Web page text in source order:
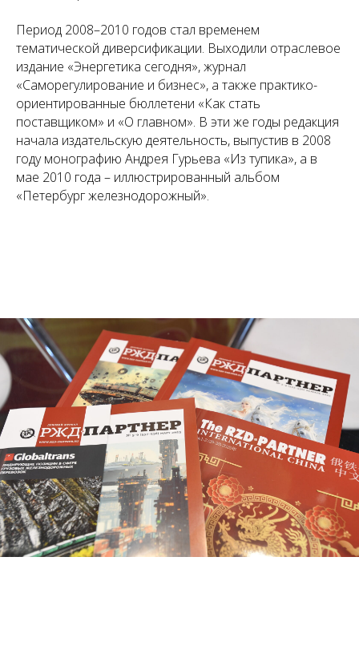
Период 2008–2010 годов стал временем
тематической диверсификации. Выходили отраслевое
издание «Энергетика сегодня», журнал
«Саморегулирование и бизнес», а также практико-
ориентированные бюллетени «Как стать
поставщиком» и «О главном». В эти же годы редакция
начала издательскую деятельность, выпустив в 2008
году монографию Андрея Гурьева «Из тупика», а в
мае 2010 года – иллюстрированный альбом
«Петербург железнодорожный».